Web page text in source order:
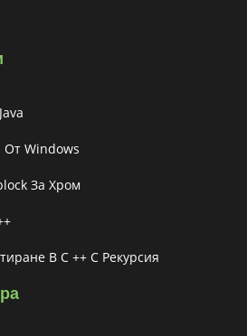
Windows
За Хром
В C ++ С Рекурсия